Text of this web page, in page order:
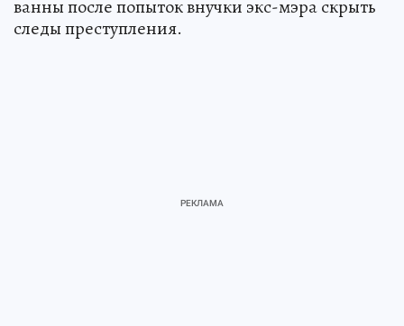
ванны после попыток внучки экс-мэра скрыть
следы преступления.